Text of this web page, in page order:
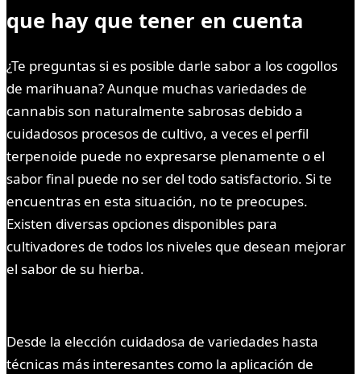
que hay que tener en cuenta
¿Te preguntas si es posible darle sabor a los cogollos
de marihuana? Aunque muchas variedades de
cannabis son naturalmente sabrosas debido a
cuidadosos procesos de cultivo, a veces el perfil
terpenoide puede no expresarse plenamente o el
sabor final puede no ser del todo satisfactorio. Si te
encuentras en esta situación, no te preocupes.
Existen diversas opciones disponibles para
cultivadores de todos los niveles que desean mejorar
el sabor de su hierba.
Desde la elección cuidadosa de variedades hasta
técnicas más interesantes como la aplicación de